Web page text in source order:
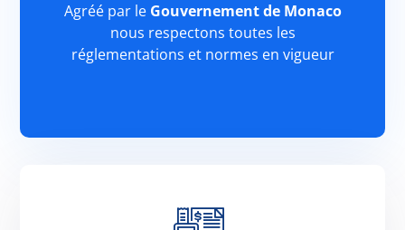
Agréé par le Gouvernement de Monaco
nous respectons toutes les
réglementations et normes en vigueur